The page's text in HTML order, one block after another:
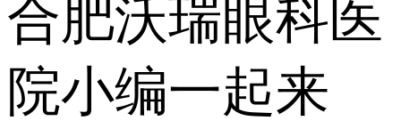
合肥沃瑞眼科医
院小编一起来